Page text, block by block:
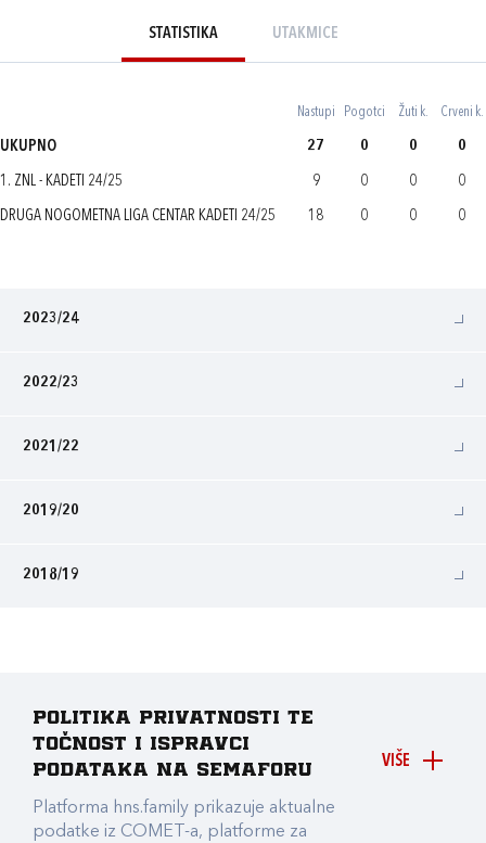
STATISTIKA UTAKMICE
Nastupi Pogotci Žuti k. Crveni k.
UKUPNO 27 0 0 0
1. ZNL - KADETI 24/25 9 0 0 0
DRUGA NOGOMETNA LIGA CENTAR KADETI 24/25 18 0 0 0
2023/24
2022/23
2021/22
2019/20
2018/19
VIŠE
Politika privatnosti te
točnost i ispravci
podataka na Semaforu
Platforma hns.family prikazuje aktualne
podatke iz COMET-a, platforme za